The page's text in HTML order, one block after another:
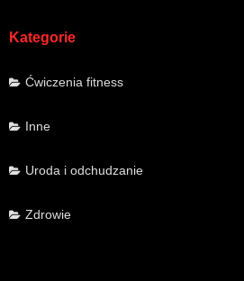
Kategorie
Ćwiczenia fitness
Inne
Uroda i odchudzanie
Zdrowie